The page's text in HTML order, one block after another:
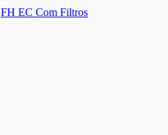
FH EC Com Filtros